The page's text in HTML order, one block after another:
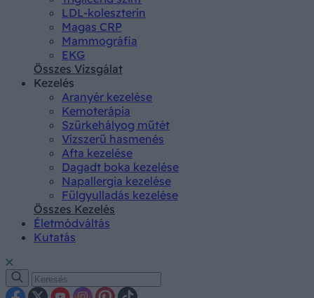
LDL-koleszterin
Magas CRP
Mammográfia
EKG
Összes Vizsgálat
Kezelés
Aranyér kezelése
Kemoterápia
Szürkehályog műtét
Vízszerű hasmenés
Afta kezelése
Dagadt boka kezelése
Napallergia kezelése
Fülgyulladás kezelése
Összes Kezelés
Életmódváltás
Kutatás